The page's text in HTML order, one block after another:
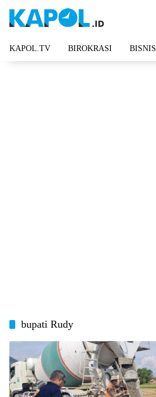
KAPOL.TV BIROKRASI BISNIS
bupati Rudy